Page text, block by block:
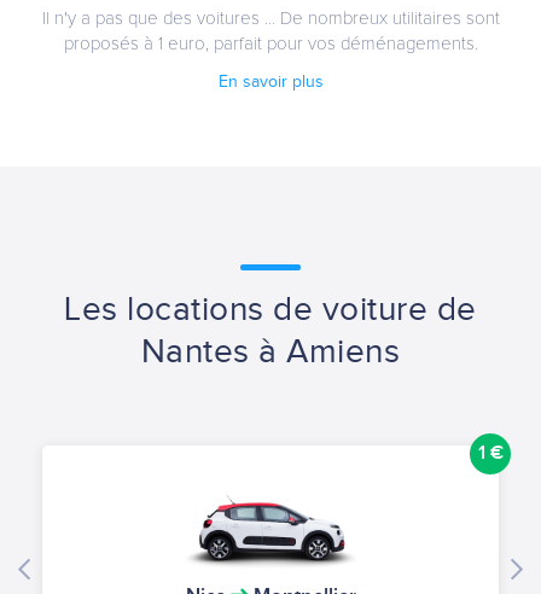
Il n'y a pas que des voitures ... De nombreux utilitaires sont
proposés à 1 euro, parfait pour vos déménagements.
En savoir plus
Les locations de voiture de
Nantes à Amiens
1 €